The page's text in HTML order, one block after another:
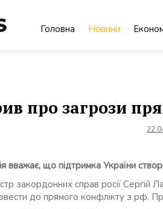
Головна Новини
про загрози
вважає, що підтримка України
закордонних справ росії
до прямого конфлікту з рф.